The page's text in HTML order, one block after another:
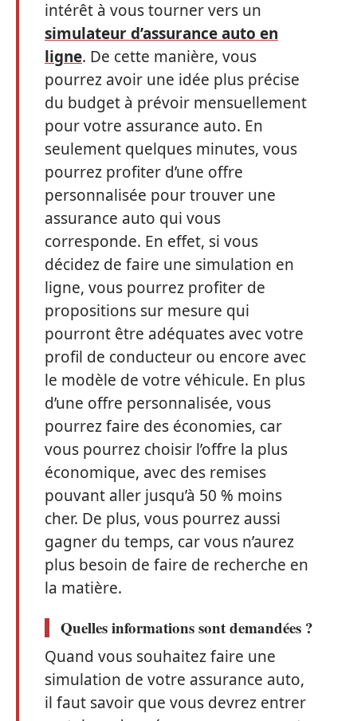
intérêt à vous tourner vers un
simulateur d’assurance auto en
ligne. De cette manière, vous
pourrez avoir une idée plus précise
du budget à prévoir mensuellement
pour votre assurance auto. En
seulement quelques minutes, vous
pourrez profiter d’une offre
personnalisée pour trouver une
assurance auto qui vous
corresponde. En effet, si vous
décidez de faire une simulation en
ligne, vous pourrez profiter de
propositions sur mesure qui
pourront être adéquates avec votre
profil de conducteur ou encore avec
le modèle de votre véhicule. En plus
d’une offre personnalisée, vous
pourrez faire des économies, car
vous pourrez choisir l’offre la plus
économique, avec des remises
pouvant aller jusqu’à 50 % moins
cher. De plus, vous pourrez aussi
gagner du temps, car vous n’aurez
plus besoin de faire de recherche en
la matière.
Quelles informations sont demandées ?
Quand vous souhaitez faire une
simulation de votre assurance auto,
il faut savoir que vous devrez entrer